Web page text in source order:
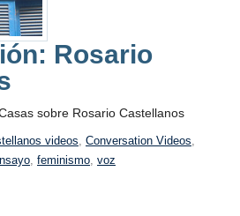
Rosario
sobre Rosario Castellanos
videos Conversation Videos
feminismo voz